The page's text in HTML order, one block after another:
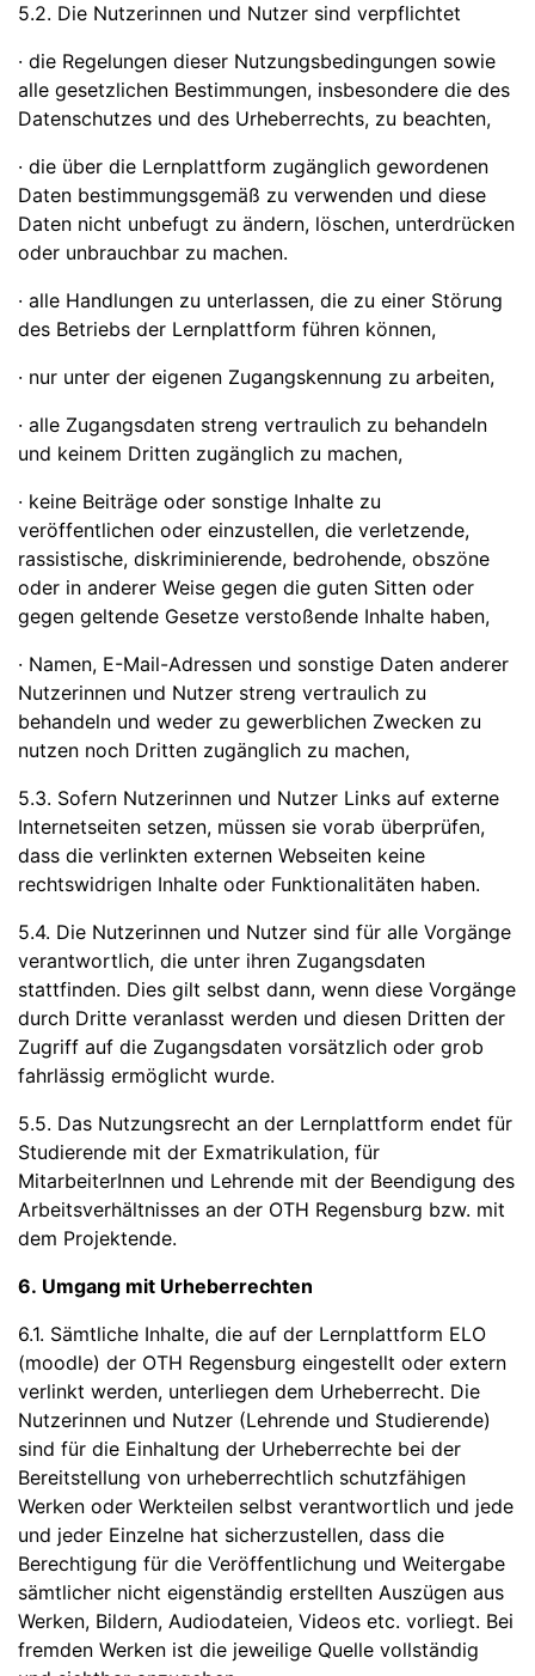
5.2. Die Nutzerinnen und Nutzer sind verpflichtet
· die Regelungen dieser Nutzungsbedingungen sowie
alle gesetzlichen Bestimmungen, insbesondere die des
Datenschutzes und des Urheberrechts, zu beachten,
· die über die Lernplattform zugänglich gewordenen
Daten bestimmungsgemäß zu verwenden und diese
Daten nicht unbefugt zu ändern, löschen, unterdrücken
oder unbrauchbar zu machen.
· alle Handlungen zu unterlassen, die zu einer Störung
des Betriebs der Lernplattform führen können,
· nur unter der eigenen Zugangskennung zu arbeiten,
· alle Zugangsdaten streng vertraulich zu behandeln
und keinem Dritten zugänglich zu machen,
· keine Beiträge oder sonstige Inhalte zu
veröffentlichen oder einzustellen, die verletzende,
rassistische, diskriminierende, bedrohende, obszöne
oder in anderer Weise gegen die guten Sitten oder
gegen geltende Gesetze verstoßende Inhalte haben,
· Namen, E-Mail-Adressen und sonstige Daten anderer
Nutzerinnen und Nutzer streng vertraulich zu
behandeln und weder zu gewerblichen Zwecken zu
nutzen noch Dritten zugänglich zu machen,
5.3. Sofern Nutzerinnen und Nutzer Links auf externe
Internetseiten setzen, müssen sie vorab überprüfen,
dass die verlinkten externen Webseiten keine
rechtswidrigen Inhalte oder Funktionalitäten haben.
5.4. Die Nutzerinnen und Nutzer sind für alle Vorgänge
verantwortlich, die unter ihren Zugangsdaten
stattfinden. Dies gilt selbst dann, wenn diese Vorgänge
durch Dritte veranlasst werden und diesen Dritten der
Zugriff auf die Zugangsdaten vorsätzlich oder grob
fahrlässig ermöglicht wurde.
5.5. Das Nutzungsrecht an der Lernplattform endet für
Studierende mit der Exmatrikulation, für
MitarbeiterInnen und Lehrende mit der Beendigung des
Arbeitsverhältnisses an der OTH Regensburg bzw. mit
dem Projektende.
6. Umgang mit Urheberrechten
6.1. Sämtliche Inhalte, die auf der Lernplattform ELO
(moodle) der OTH Regensburg eingestellt oder extern
verlinkt werden, unterliegen dem Urheberrecht. Die
Nutzerinnen und Nutzer (Lehrende und Studierende)
sind für die Einhaltung der Urheberrechte bei der
Bereitstellung von urheberrechtlich schutzfähigen
Werken oder Werkteilen selbst verantwortlich und jede
und jeder Einzelne hat sicherzustellen, dass die
Berechtigung für die Veröffentlichung und Weitergabe
sämtlicher nicht eigenständig erstellten Auszügen aus
Werken, Bildern, Audiodateien, Videos etc. vorliegt. Bei
fremden Werken ist die jeweilige Quelle vollständig